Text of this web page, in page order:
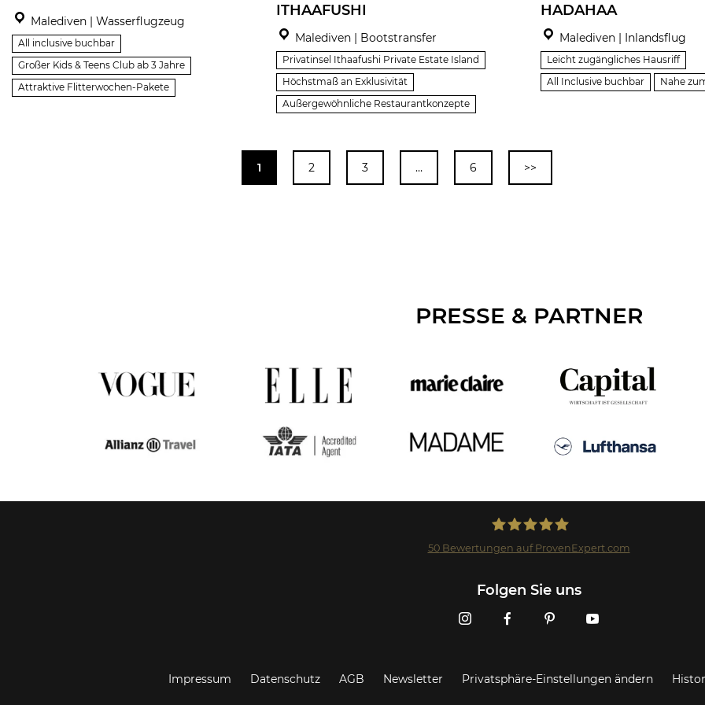
Malediven | Wasserflugzeug
All inclusive buchbar
Großer Kids & Teens Club ab 3 Jahre
Attraktive Flitterwochen-Pakete
ITHAAFUSHI
Malediven | Bootstransfer
Privatinsel Ithaafushi Private Estate Island
Höchstmaß an Exklusivität
Außergewöhnliche Restaurantkonzepte
HADAHAA
Malediven | Inlandsflug
Leicht zugängliches Hausriff
All Inclusive buchbar
Nahe
1 2 3 … 6 >>
PRESSE & PARTNER
50Bewertungen auf ProvenExpert.com
Folgen Sie uns
Impressum Datenschutz AGB Newsletter Privatsphäre-Einstellungen ändern